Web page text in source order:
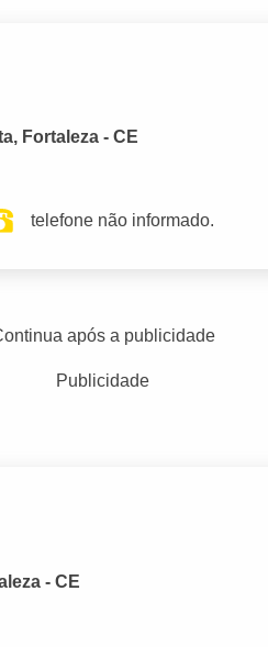
Fortaleza - CE
telefone não informado.
após a publicidade
Publicidade
- CE